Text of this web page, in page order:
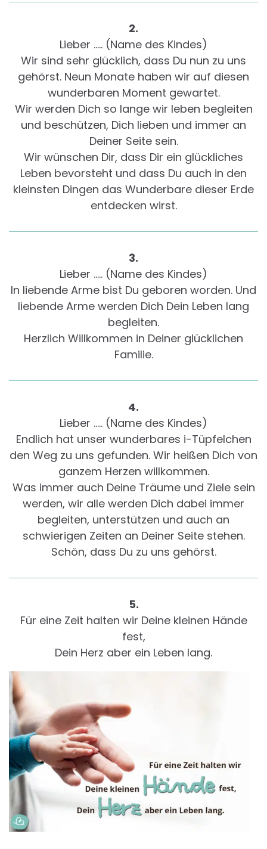
2.
Lieber ….. (Name des Kindes)
Wir sind sehr glücklich, dass Du nun zu uns
gehörst. Neun Monate haben wir auf diesen
wunderbaren Moment gewartet.
Wir werden Dich so lange wir leben begleiten
und beschützen, Dich lieben und immer an
Deiner Seite sein.
Wir wünschen Dir, dass Dir ein glückliches
Leben bevorsteht und dass Du auch in den
kleinsten Dingen das Wunderbare dieser Erde
entdecken wirst.
3.
Lieber ….. (Name des Kindes)
In liebende Arme bist Du geboren worden. Und
liebende Arme werden Dich Dein Leben lang
begleiten.
Herzlich Willkommen in Deiner glücklichen
Familie.
4.
Lieber ….. (Name des Kindes)
Endlich hat unser wunderbares i-Tüpfelchen
den Weg zu uns gefunden. Wir heißen Dich von
ganzem Herzen willkommen.
Was immer auch Deine Träume und Ziele sein
werden, wir alle werden Dich dabei immer
begleiten, unterstützen und auch an
schwierigen Zeiten an Deiner Seite stehen.
Schön, dass Du zu uns gehörst.
5.
Für eine Zeit halten wir Deine kleinen Hände
fest,
Dein Herz aber ein Leben lang.